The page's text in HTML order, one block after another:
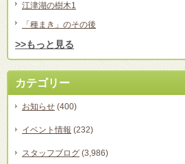
江津湖の樹木1
「種まき」のその後
>>もっと見る
カテゴリー
お知らせ (400)
イベント情報 (232)
スタッフブログ (3,986)